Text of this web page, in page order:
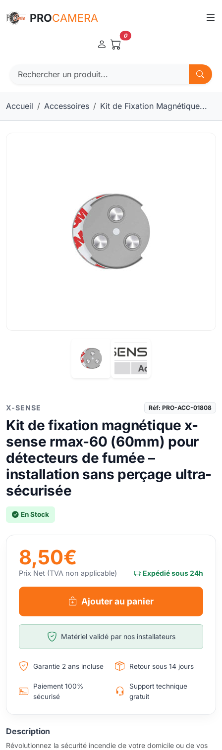
PROCAMERA
0
Accueil Accessoires Kit de Fixation Magnétique...
X-SENSE Réf: PRO-ACC-01808
Kit de fixation magnétique x-
sense rmax-60 (60mm) pour
détecteurs de fumée –
installation sans perçage ultra-
sécurisée
En Stock
8,50€
Prix Net (TVA non applicable) Expédié sous 24h
Ajouter au panier
Matériel validé par nos installateurs
Garantie 2 ans incluse Retour sous 14 jours
Paiement 100%
sécurisé
Support technique
gratuit
Description
Révolutionnez la sécurité incendie de votre domicile ou de vos